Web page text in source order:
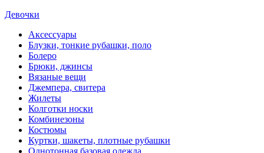
Девочки
Аксессуары
Блузки, тонкие рубашки, поло
Болеро
Брюки, джинсы
Вязаные вещи
Джемпера, свитера
Жилеты
Колготки носки
Комбинезоны
Костюмы
Куртки, шакеты, плотные рубашки
Однотонная базовая одежда